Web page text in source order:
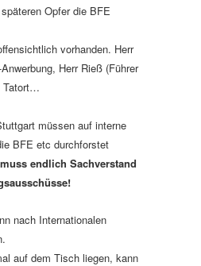
Opfer die BFE
vorhanden. Herr
Herr Rieß (Führer
Tatort…
müssen auf interne
BFE etc durchforstet
endlich Sachverstand
nach Internationalen
auf dem Tisch liegen, kann